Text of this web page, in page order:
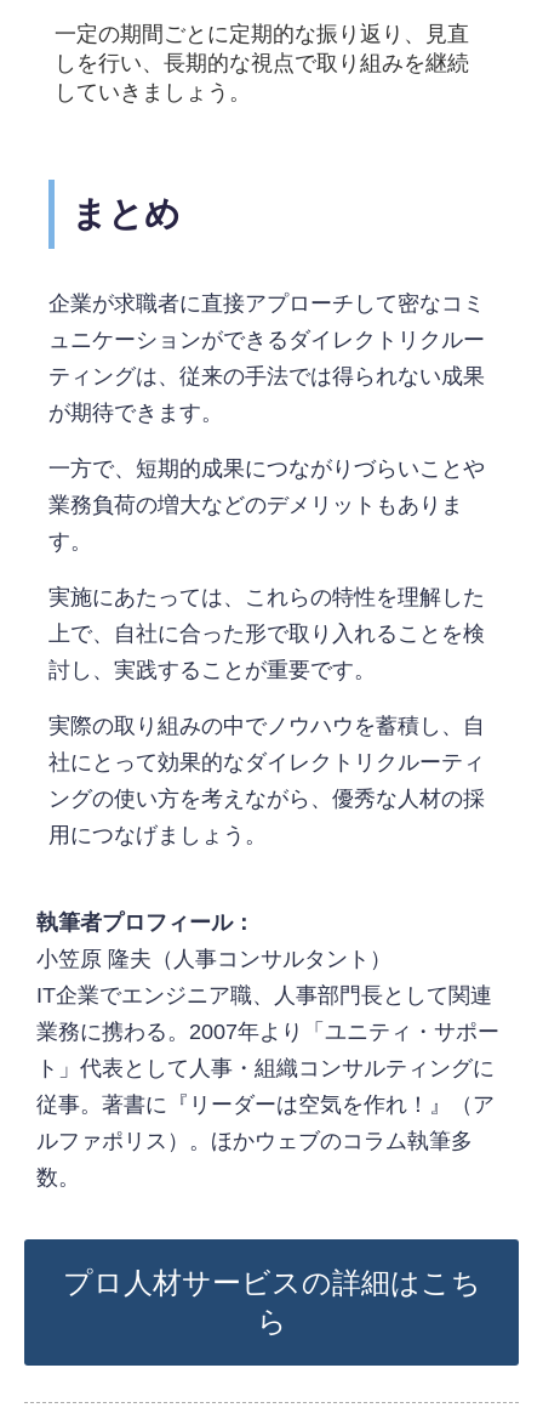
一定の期間ごとに定期的な振り返り、見直
しを行い、長期的な視点で取り組みを継続
していきましょう。
まとめ
企業が求職者に直接アプローチして密なコミ
ュニケーションができるダイレクトリクルー
ティングは、従来の手法では得られない成果
が期待できます。
一方で、短期的成果につながりづらいことや
業務負荷の増大などのデメリットもありま
す。
実施にあたっては、これらの特性を理解した
上で、自社に合った形で取り入れることを検
討し、実践することが重要です。
実際の取り組みの中でノウハウを蓄積し、自
社にとって効果的なダイレクトリクルーティ
ングの使い方を考えながら、優秀な人材の採
用につなげましょう。
執筆者プロフィール：
小笠原 隆夫（人事コンサルタント）
IT企業でエンジニア職、人事部門長として関連
業務に携わる。2007年より「ユニティ・サポー
ト」代表として人事・組織コンサルティングに
従事。著書に『リーダーは空気を作れ！』（ア
ルファポリス）。ほかウェブのコラム執筆多
数。
プロ人材サービスの詳細はこち
ら